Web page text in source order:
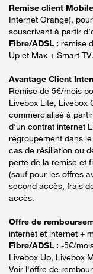
Remise client Mobile
Internet Orange),
souscrivant à partir
Fibre/ADSL : remise
Up et Max + Smart TV.
Avantage Client
Remise de 5€/mois
Livebox Lite, Livebox
commercialisé à
d’un contrat internet
regroupement dans
cas de résiliation ou
perte de la remise et
(sauf pour les offres
second accès, frais
accès.
Offre de
internet et internet +
Fibre/ADSL : -5€/
Livebox Up, Livebox
Voir l'offre de